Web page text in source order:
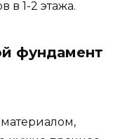
в 1-2 этажа.
фундамент